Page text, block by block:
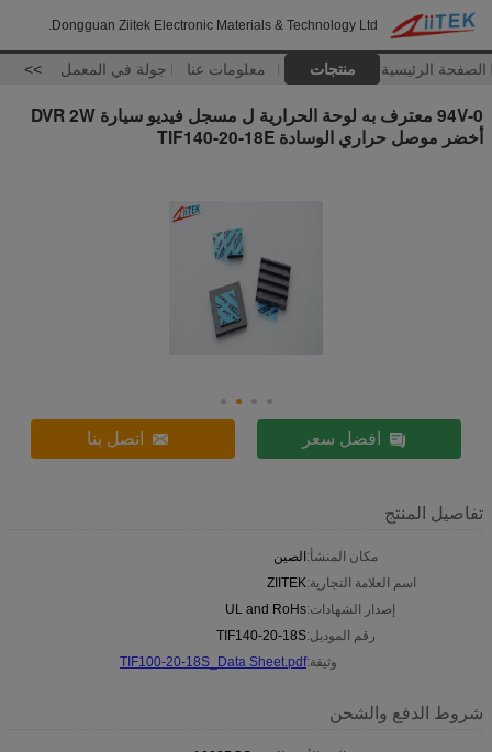
Dongguan Ziitek Electronic Materials & Technology Ltd.
الصفحة الرئيسية منتجات معلومات عنا جولة في المعمل >>
94V-0 معترف به لوحة الحرارية ل مسجل فيديو سيارة DVR 2W
أخضر موصل حراري الوسادة TIF140-20-18E
افضل سعر اتصل بنا
تفاصيل المنتج
مكان المنشأ:الصين
اسم العلامة التجارية:ZIITEK
إصدار الشهادات:UL and RoHs
رقم الموديل:TIF140-20-18S
وثيقة:TIF100-20-18S_Data Sheet.pdf
شروط الدفع والشحن